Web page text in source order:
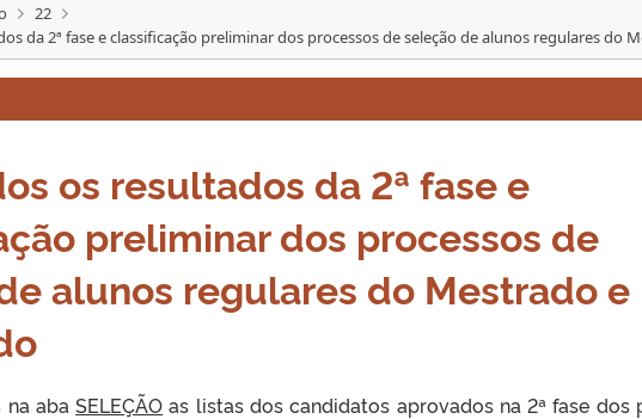
22
da 2ª fase e classificação preliminar dos processos de seleção de alunos regulares do
os resultados da 2ª fase e
preliminar dos processos de
alunos regulares do Mestrado e
na abaSELEÇÃO as listas dos candidatos aprovados na 2ª fase dos